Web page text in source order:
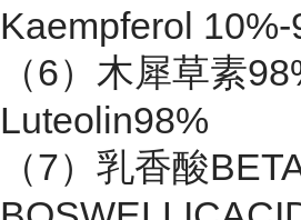
Kaempferol 10%-
（6）木犀草素
Luteolin98%
（7）乳香酸